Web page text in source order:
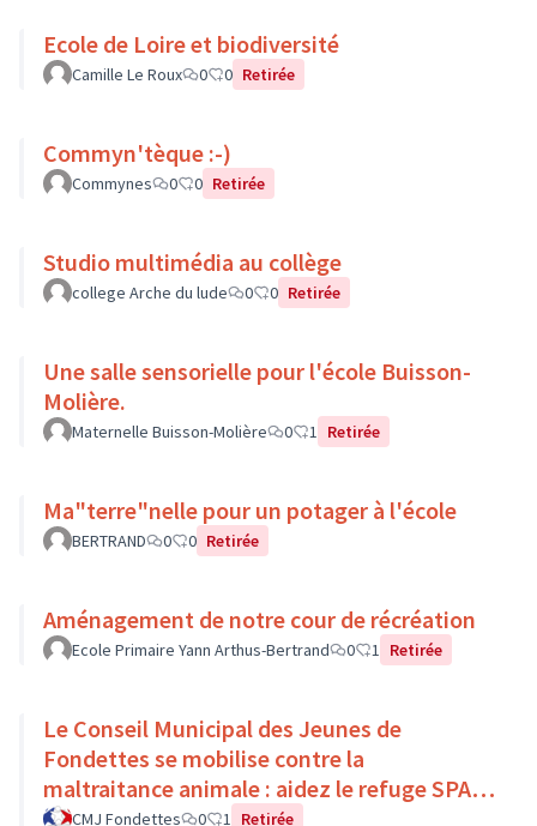
Ecole de Loire et biodiversité
Camille Le Roux 0 0 Retirée
Commyn'tèque :-)
Commynes 0 0 Retirée
Studio multimédia au collège
college Arche du lude 0 0 Retirée
Une salle sensorielle pour l'école Buisson-
Molière.
Maternelle Buisson-Molière 0 1 Retirée
Ma"terre"nelle pour un potager à l'école
BERTRAND 0 0 Retirée
Aménagement de notre cour de récréation
Ecole Primaire Yann Arthus-Bertrand 0 1 Retirée
Le Conseil Municipal des Jeunes de
Fondettes se mobilise contre la
maltraitance animale : aidez le refuge SPA
de Luynes !
CMJ Fondettes 0 1 Retirée